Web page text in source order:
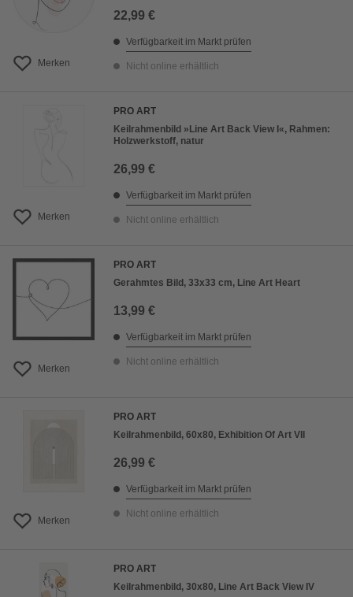
Merken
22,99 €
Verfügbarkeit im Markt prüfen
Nicht online erhältlich
Merken
PRO ART
Keilrahmenbild »Line Art Back View I«, Rahmen:
Holzwerkstoff, natur
26,99 €
Verfügbarkeit im Markt prüfen
Nicht online erhältlich
Merken
PRO ART
Gerahmtes Bild, 33x33 cm, Line Art Heart
13,99 €
Verfügbarkeit im Markt prüfen
Nicht online erhältlich
Merken
PRO ART
Keilrahmenbild, 60x80, Exhibition Of Art VII
26,99 €
Verfügbarkeit im Markt prüfen
Nicht online erhältlich
PRO ART
Keilrahmenbild, 30x80, Line Art Back View IV